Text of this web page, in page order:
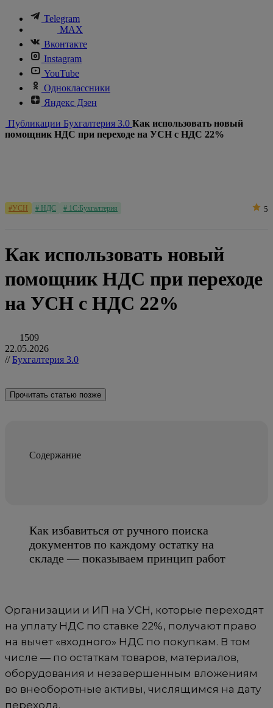
Telegram
MAX
Вконтакте
Instagram
YouTube
Одноклассники
Яндекс Дзен
Публикации Бухгалтерия 3.0 Как использовать новый
помощник НДС при переходе на УСН с НДС 22%
#УСН # НДС # 1С:Бухгалтерия 5
Как использовать новый
помощник НДС при переходе
на УСН с НДС 22%
1509
22.05.2026
//Бухгалтерия 3.0
Прочитать статью позже
Содержание
Как избавиться от ручного поиска
документов по каждому остатку на
складе — показываем принцип работ
Организации и ИП на УСН, которые переходят
на уплату НДС по ставке 22%, получают право
на вычет «входного» НДС по покупкам. В том
числе — по остаткам товаров, материалов,
оборудования и незавершенным вложениям
во внеоборотные активы, числящимся на дату
перехода.